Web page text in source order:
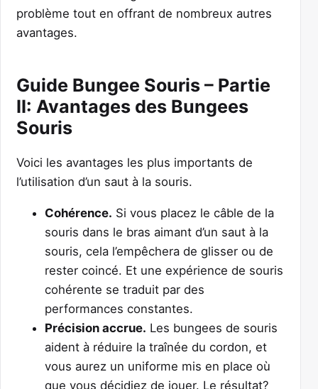
problème tout en offrant de nombreux autres
avantages.
Guide Bungee Souris – Partie
II: Avantages des Bungees
Souris
Voici les avantages les plus importants de
l’utilisation d’un saut à la souris.
Cohérence. Si vous placez le câble de la
souris dans le bras aimant d’un saut à la
souris, cela l’empêchera de glisser ou de
rester coincé. Et une expérience de souris
cohérente se traduit par des
performances constantes.
Précision accrue. Les bungees de souris
aident à réduire la traînée du cordon, et
vous aurez un uniforme mis en place où
que vous décidiez de jouer. Le résultat?